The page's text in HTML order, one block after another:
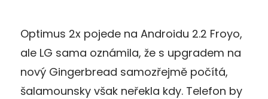
Optimus 2x pojede na Androidu 2.2 Froyo,
ale LG sama oznámila, že s upgradem na
nový Gingerbread samozřejmě počítá,
šalamounsky však neřekla kdy. Telefon by